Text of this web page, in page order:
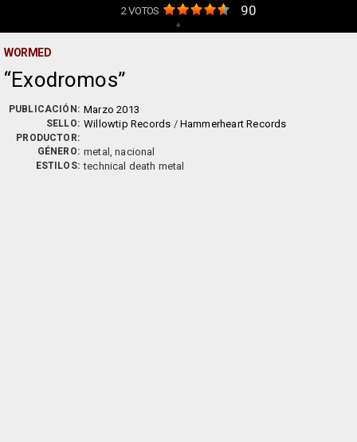
2VOTOS 90
+
WORMED
Exodromos
PUBLICACIÓN: Marzo 2013
SELLO: Willowtip Records / Hammerheart Records
PRODUCTOR:
GÉNERO: metal, nacional
ESTILOS: technical death metal